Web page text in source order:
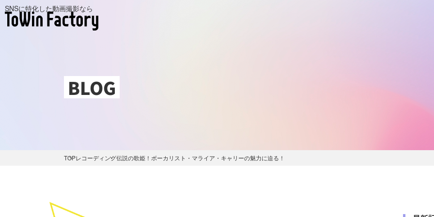
SNSに特化した動画撮影なら
BLOG
TOPレコーディング伝説の歌姫！ボーカリスト・マライア・キャリーの魅力に迫る！